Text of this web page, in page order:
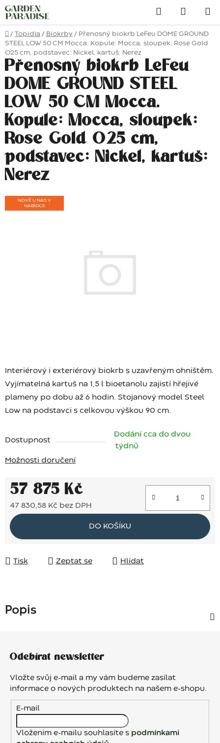
Přejít
na
obsah
Hledat
Domů
/ Topidla / Biokrby / Přenosný biokrb LeFeu DOME GROUND
STEEL LOW 50 CM Mocca. Kopule: Mocca, sloupek: Rose Gold
O25 cm, podstavec: Nickel, kartuš: Nerez
Interiérový i exteriérový biokrb s uzavřeným ohništěm.
Vyjímatelná kartuš na 1,5 l bioetanolu zajistí hřejivé
plameny po dobu až 6 hodin. Stojanový model Steel
Low na podstavci s celkovou výškou 90 cm.
Dostupnost
Dodání cca do dvou
týdnů
Možnosti doručení
57 875 Kč
47 830,58 Kč bez DPH
Měrná cena:
DO KOŠÍKU
Tisk Zeptat se Hlídat
Přenosný biokrb LeFeu
DOME GROUND STEEL
LOW 50 CM Mocca.
Kopule: Mocca, sloupek:
Rose Gold O25 cm,
podstavec: Nickel, kartuš:
Nerez
NOVĚ U NÁS V
NABÍDCE
Popis
Odebírat newsletter
Vložte svůj e-mail a my vám budeme zasílat
informace o nových produktech na našem e-shopu.
E-mail
Vložením e-mailu souhlasíte s podmínkami